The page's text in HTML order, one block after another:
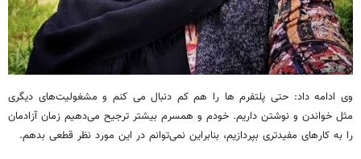
وی ادامه داد: حتی پلتفرم ها را هم کم دنبال می کنم و مشغولیت‌های دیگری
مثل خواندن و نوشتن داریم. خودم و همسرم بیشتر ترجیح می‌دهیم زمان آزادمان
را به کارهای مفیدتری بپردازیم، بنابراین نمی‌توانم در این مورد نظر قطعی بدهم.